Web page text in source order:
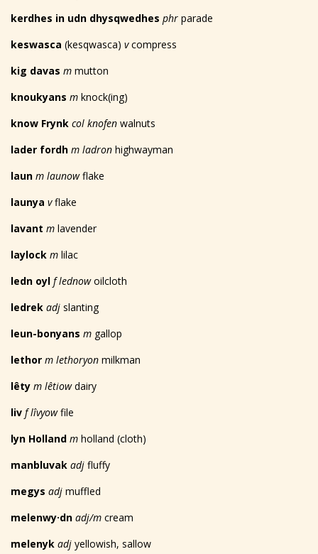
kerdhes in udn dhysqwedhes phr parade
keswasca (kesqwasca) vcompress
kig davas m mutton
knoukyans m knock(ing)
know Frynk col knofen walnuts
lader fordh m ladron highwayman
laun m launowflake
launya vflake
lavant m lavender
laylock m lilac
ledn oyl f lednowoilcloth
ledrek adj slanting
leun-bonyans m gallop
lethor m lethoryon milkman
lêty m lêtiowdairy
liv f lîvyowfile
lyn Holland m holland (cloth)
manbluvak adj fluffy
megys adj muffled
melenwy·dn adj/m cream
melenyk adj yellowish, sallow